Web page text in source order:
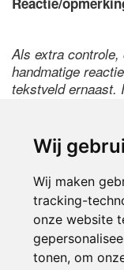
Wij
Wij maken
tracking-
onze website
tonen, om
Als extra
handmatige
tekstveld ernaast.